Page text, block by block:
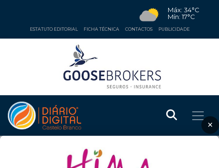
Máx: 34°C
Mín: 17°C
ESTATUTO EDITORIAL FICHA TÉCNICA CONTACTOS PUBLICIDADE
×